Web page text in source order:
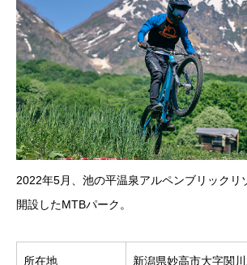
2022年5月、池の平温泉アルペンブリックリ
開設したMTBパーク。
所在地 新潟県妙高市大字関